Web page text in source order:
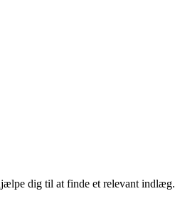
dig til at finde et relevant indlæg.